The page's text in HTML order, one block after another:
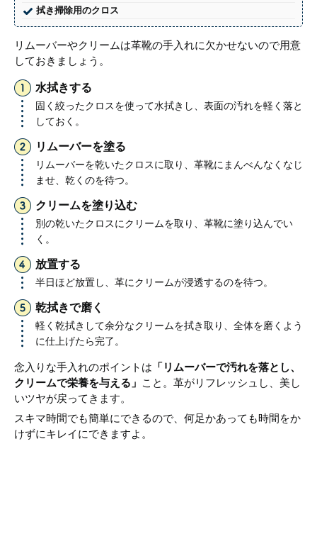
拭き掃除用のクロス
リムーバーやクリームは革靴の手入れに欠かせないので用意
しておきましょう。
水拭きする
固く絞ったクロスを使って水拭きし、表面の汚れを軽く落と
しておく。
リムーバーを塗る
リムーバーを乾いたクロスに取り、革靴にまんべんなくなじ
ませ、乾くのを待つ。
クリームを塗り込む
別の乾いたクロスにクリームを取り、革靴に塗り込んでい
く。
放置する
半日ほど放置し、革にクリームが浸透するのを待つ。
乾拭きで磨く
軽く乾拭きして余分なクリームを拭き取り、全体を磨くよう
に仕上げたら完了。
念入りな手入れのポイントは 「リムーバーで汚れを落とし、
クリームで栄養を与える」 こと。革がリフレッシュし、美し
いツヤが戻ってきます。
スキマ時間でも簡単にできるので、何足かあっても時間をか
けずにキレイにできますよ。